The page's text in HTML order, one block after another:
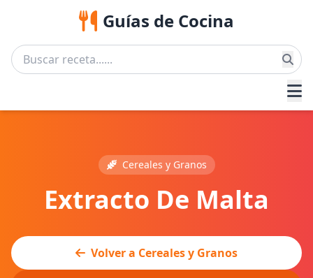
Guías de Cocina
Cereales y Granos
Extracto De Malta
Volver a Cereales y Granos